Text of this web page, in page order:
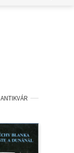
ANTIKVÁR